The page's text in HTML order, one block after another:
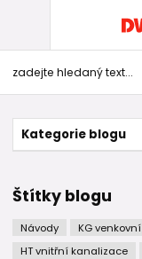
Kategorie blogu
Štítky blogu
Návody KG
HT vnitřní kanalizace